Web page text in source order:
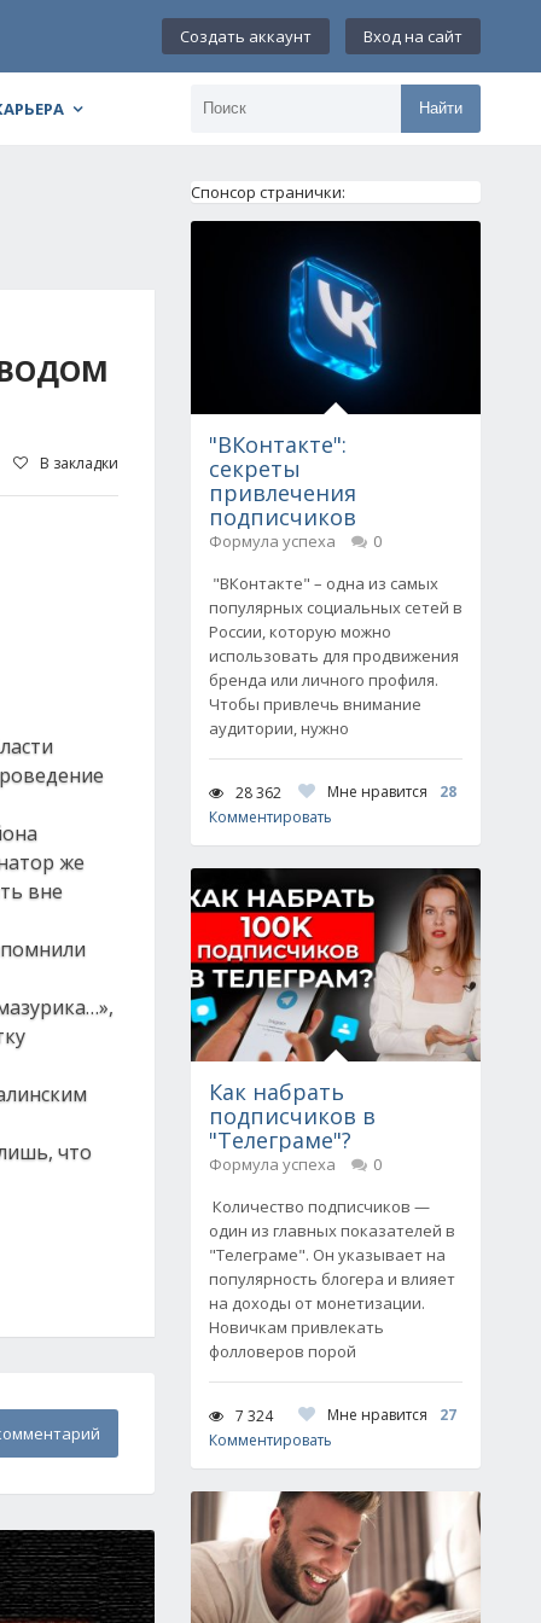
Создать аккаунт Вход на сайт
Найти
В закладки
же
вне
что
Спонсор странички:
"ВКонтакте":
секреты
привлечения
подписчиков
Формула успеха
0
"ВКонтакте" – одна из самых
популярных социальных сетей в
России, которую можно
использовать для продвижения
бренда или личного профиля.
Чтобы привлечь внимание
аудитории, нужно
28 362 Мне нравится
28
Комментировать
Как набрать
подписчиков в
"Телеграме"?
Формула успеха
0
Количество подписчиков —
один из главных показателей в
"Телеграме". Он указывает на
популярность блогера и влияет
на доходы от монетизации.
Новичкам привлекать
фолловеров порой
7 324 Мне нравится
27
Комментировать